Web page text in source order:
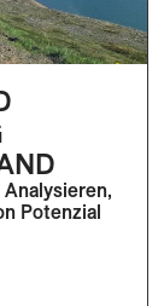
Potenzial